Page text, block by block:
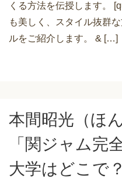
くる方法を伝授します。
も美しく、スタイル抜群
ルをご紹介します。 & […]
本間昭光（ほ
「関ジャム完
大学はどこで